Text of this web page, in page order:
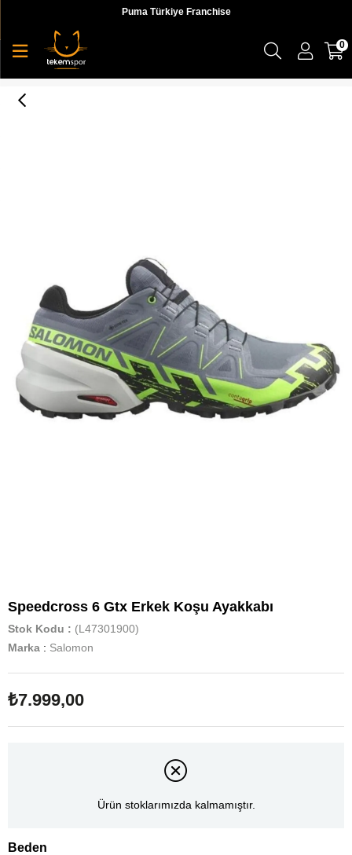
Puma Türkiye Franchise
0
Speedcross 6 Gtx Erkek Koşu Ayakkabı
Stok Kodu
(L47301900)
Marka : Salomon
₺7.999,00
Ürün stoklarımızda kalmamıştır.
Beden